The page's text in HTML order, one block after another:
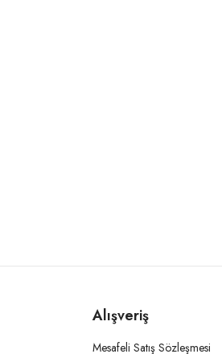
Alışveriş
Mesafeli Satış Sözleşmesi